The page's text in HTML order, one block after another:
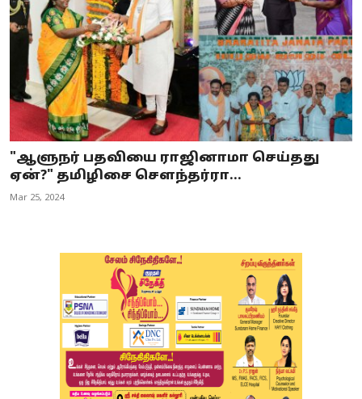
"ஆளுநர் பதவியை ராஜினாமா செய்தது
ஏன்?" தமிழிசை சௌந்தர்ரா...
Mar 25, 2024